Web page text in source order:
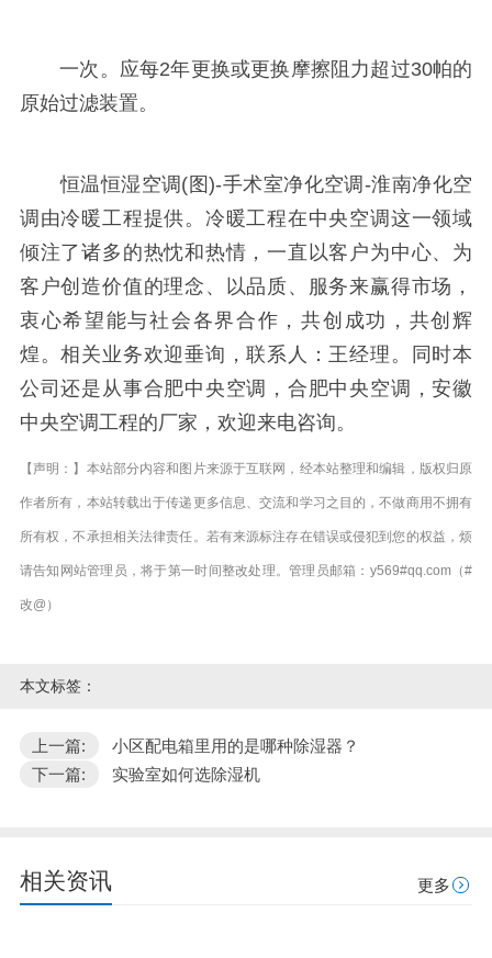
一次。应每2年更换或更换摩擦阻力超过30帕的
原始过滤装置。
恒温恒湿空调(图)-手术室净化空调-淮南净化空
调由冷暖工程提供。冷暖工程在中央空调这一领域
倾注了诸多的热忱和热情，一直以客户为中心、为
客户创造价值的理念、以品质、服务来赢得市场，
衷心希望能与社会各界合作，共创成功，共创辉
煌。相关业务欢迎垂询，联系人：王经理。同时本
公司还是从事合肥中央空调，合肥中央空调，安徽
中央空调工程的厂家，欢迎来电咨询。
【声明：】本站部分内容和图片来源于互联网，经本站整理和编辑，版权归原
作者所有，本站转载出于传递更多信息、交流和学习之目的，不做商用不拥有
所有权，不承担相关法律责任。若有来源标注存在错误或侵犯到您的权益，烦
请告知网站管理员，将于第一时间整改处理。管理员邮箱：y569#qq.com（#
改@）
本文标签：
上一篇:
小区配电箱里用的是哪种除湿器？
下一篇:
实验室如何选除湿机
相关资讯 更多